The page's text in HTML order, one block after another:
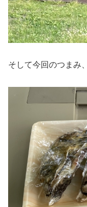
そして今回のつまみ